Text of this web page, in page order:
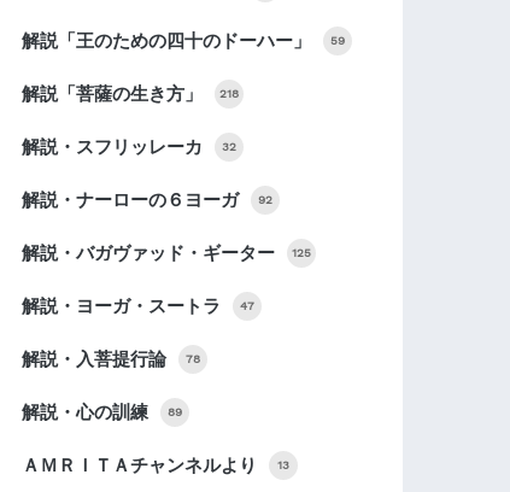
解説「王のための四十のドーハー」 59
解説「菩薩の生き方」 218
解説・スフリッレーカ 32
解説・ナーローの６ヨーガ 92
解説・バガヴァッド・ギーター 125
解説・ヨーガ・スートラ 47
解説・入菩提行論 78
解説・心の訓練 89
ＡＭＲＩＴＡチャンネルより 13